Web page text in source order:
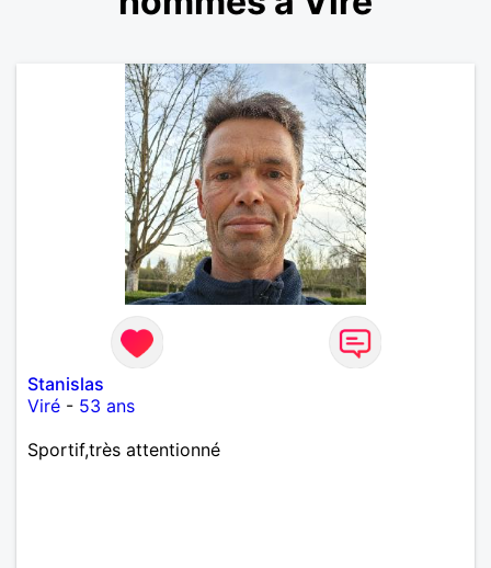
Stanislas
Viré - 53 ans
Sportif,très attentionné